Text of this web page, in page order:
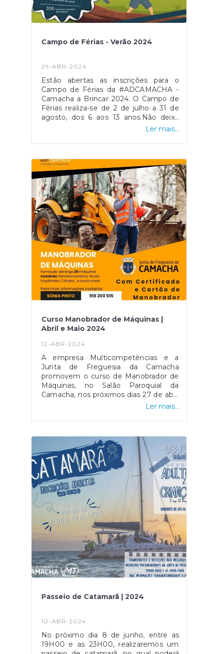
Campo de Férias - Verão 2024
29-ABR-2024
Estão abertas as inscrições para o
Campo de Férias da #ADCAMACHA -
Camacha a Brincar 2024. O Campo de
Férias realiza-se de 2 de julho a 31 de
agosto, dos 6 aos 13 anos.Não deixe
passar esta oportunidade de
sua criança!Para mais informações,
cartaz.Associação Desportiva da
Camacha AD Camacha / Futebol
Formação
Ler mais...
Curso Manobrador de Máquinas |
Abril e Maio 2024
12-ABR-2024
A empresa Multicompetências e a
Junta de Freguesia da Camacha
promovem o curso de Manobrador de
Máquinas, no Salão Paroquial da
Camacha, nos próximos dias 27 de abril
e 4 de maio de 2024.No final do curso
Profissional + Cartão de Manobrador de
pagamento.Inscrições: presenciais na
Junta de Freguesia da Camacha ou
através do contacto Sónia Pinto -
Formação e Consultoria 918 200 515
Ler mais...
Passeio de Catamarã | 2024
10-ABR-2024
No próximo dia 8 de junho, entre as
19H00 e as 23H00, realizaremos um